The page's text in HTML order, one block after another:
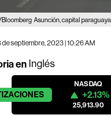
Bloomberg Asunción, capital paraguaya
de septiembre, 2023 | 10:26 AM
en Inglés
NASDAQ
+2.13%
25,913.90